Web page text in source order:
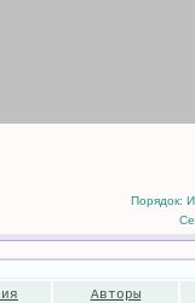
Порядок:
Авторы